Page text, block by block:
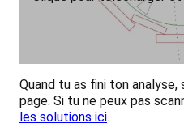
Quand tu as fini ton analyse,
page. Si tu ne peux pas
les solutions ici.